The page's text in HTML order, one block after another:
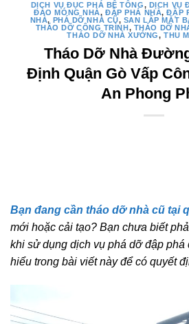
DỊCH VỤ ĐỤC PHÁ BÊ TÔNG, DỊCH VỤ
ĐÀO MÓNG NHÀ,ĐẬP PHÁ NHÀ,ĐẬP
NHÀ, PHÁ DỠ NHÀ CŨ, SAN LẤP MẶT
THÁO DỠ CÔNG TRÌNH, THÁO DỠ
THÁO DỠ NHÀ XƯỞNG,THU
Tháo Dỡ Nhà
Định Quận Gò Vấp
An Phong
Bạn đang cần tháo dỡ nhà cũ tại
mới hoặc cải tạo? Bạn chưa biết
khi sử dụng dịch vụ phá dỡ đập phá
hiểu trong bài viết này để có quyết